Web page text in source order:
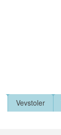
Vevstoler